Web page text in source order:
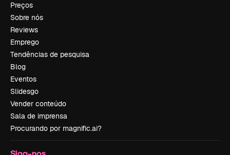
Preços
Sobre nós
Reviews
Emprego
Tendências de pesquisa
Blog
Eventos
Slidesgo
Vender conteúdo
Sala de imprensa
Procurando por magnific.ai?